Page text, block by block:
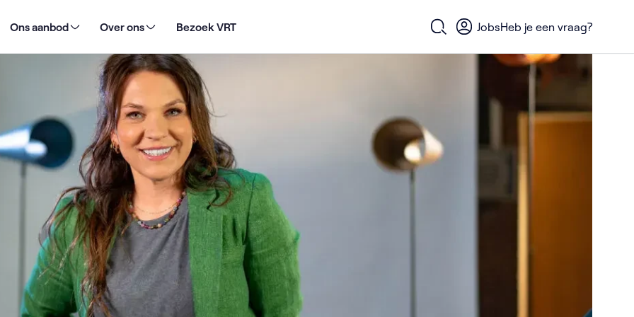
Ons aanbod Over ons Bezoek VRT
Open zoekformulier
JobsHeb je een vraag?
dingen die het daglicht niet mogen zien?"